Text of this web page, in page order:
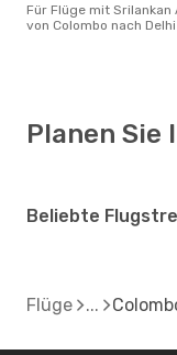
Für Flüge mit Srilankan Airlines
von Colombo nach Delhi
Planen Sie
Beliebte
Flüge